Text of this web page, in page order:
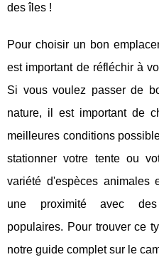
des îles !
Pour choisir un bon
est important de réfléchir à
Si vous voulez passer de
nature, il est important de
meilleures conditions
stationner votre tente ou
variété d'espèces animales
une proximité avec des
populaires. Pour trouver ce
notre guide complet sur le